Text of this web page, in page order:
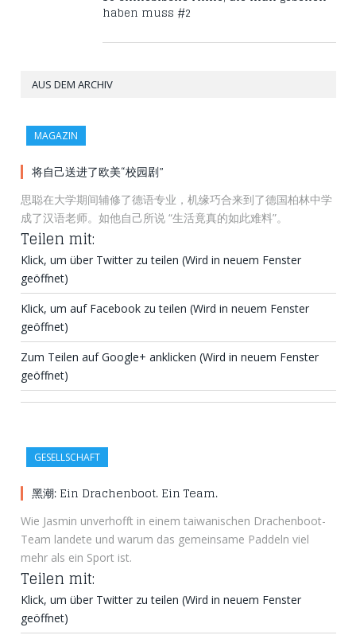
haben muss #2
AUS DEM ARCHIV
MAGAZIN
将自己送进了欧美“校园剧”
思聪在大学期间辅修了德语专业，机缘巧合来到了德国柏林中学
成了汉语老师。如他自己所说 “生活竟真的如此难料”。
Teilen mit:
Klick, um über Twitter zu teilen (Wird in neuem Fenster
geöffnet)
Klick, um auf Facebook zu teilen (Wird in neuem Fenster
geöffnet)
Zum Teilen auf Google+ anklicken (Wird in neuem Fenster
geöffnet)
GESELLSCHAFT
黑潮: Ein Drachenboot. Ein Team.
Wie Jasmin unverhofft in einem taiwanischen Drachenboot-
Team landete und warum das gemeinsame Paddeln viel
mehr als ein Sport ist.
Teilen mit:
Klick, um über Twitter zu teilen (Wird in neuem Fenster
geöffnet)